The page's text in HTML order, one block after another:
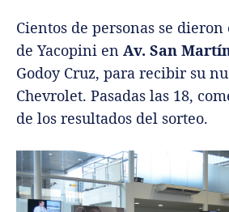
Cientos de personas se
de Yacopini en Av. San
Godoy Cruz, para recibir su
Chevrolet. Pasadas las 18,
de los resultados del sorteo.